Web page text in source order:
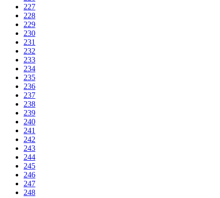
227
228
229
230
231
232
233
234
235
236
237
238
239
240
241
242
243
244
245
246
247
248